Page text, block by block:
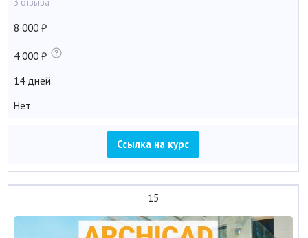
3 отзыва
8 000
4 000
14 дней
Нет
Ссылка на курс
15